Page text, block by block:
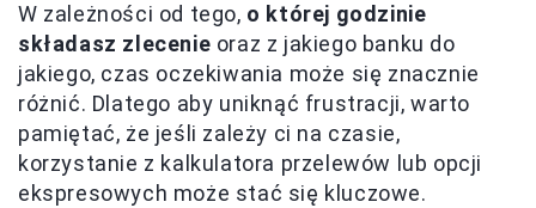
W zależności od tego, o której godzinie
składasz zlecenie oraz z jakiego banku do
jakiego, czas oczekiwania może się znacznie
różnić. Dlatego aby uniknąć frustracji, warto
pamiętać, że jeśli zależy ci na czasie,
korzystanie z kalkulatora przelewów lub opcji
ekspresowych może stać się kluczowe.